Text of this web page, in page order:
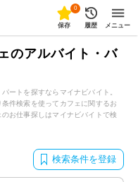
0
保存 履歴 メニュー
のアルバイト・バ
ートを探すならマイナビバイト。
件検索を使ってカフェに関するお
お仕事探しはマイナビバイトで検
検索条件を登録